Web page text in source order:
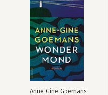
Anne-Gine Goemans